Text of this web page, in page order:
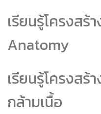
เรียนรู้โครงสร้
Anatomy
เรียนรู้โครงสร้
กล้ามเนื้อ